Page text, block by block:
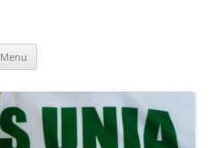
Menu